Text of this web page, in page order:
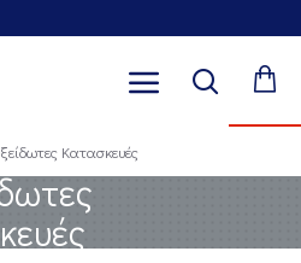
Κατασκευές